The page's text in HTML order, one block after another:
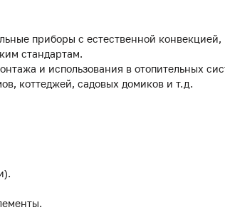
приборы с естественной
стандартам.
и использования в отопительных
коттеджей, садовых домиков и т.д.